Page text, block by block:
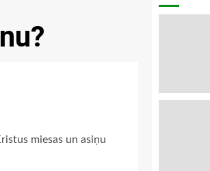
miesas un asiņu